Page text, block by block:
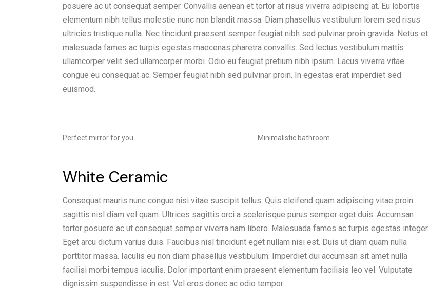
posuere ac ut consequat semper. Convallis aenean et tortor at risus viverra adipiscing at. Eu lobortis
elementum nibh tellus molestie nunc non blandit massa. Diam phasellus vestibulum lorem sed risus
ultricies tristique nulla. Nec tincidunt praesent semper feugiat nibh sed pulvinar proin gravida. Netus et
malesuada fames ac turpis egestas maecenas pharetra convallis. Sed lectus vestibulum mattis
ullamcorper velit sed ullamcorper morbi. Odio eu feugiat pretium nibh ipsum. Lacus viverra vitae
congue eu consequat ac. Semper feugiat nibh sed pulvinar proin. In egestas erat imperdiet sed
euismod.
Perfect mirror for you Minimalistic bathroom
White Ceramic
Consequat mauris nunc congue nisi vitae suscipit tellus. Quis eleifend quam adipiscing vitae proin
sagittis nisl diam vel quam. Ultrices sagittis orci a scelerisque purus semper eget duis. Accumsan
tortor posuere ac ut consequat semper viverra nam libero. Malesuada fames ac turpis egestas integer.
Eget arcu dictum varius duis. Faucibus nisl tincidunt eget nullam nisi est. Duis ut diam quam nulla
porttitor massa. Iaculis eu non diam phasellus vestibulum. Imperdiet dui accumsan sit amet nulla
facilisi morbi tempus iaculis. Dolor important enim praesent elementum facilisis leo vel. Vulputate
dignissim suspendisse in est. Vel eros donec ac odio tempor